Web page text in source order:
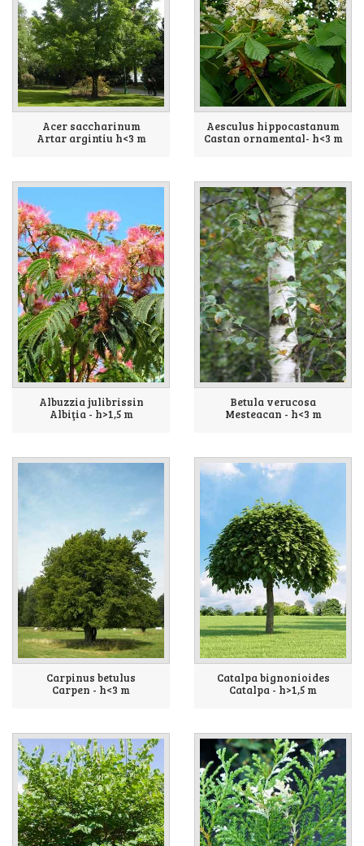
Acer saccharinum
Artar argintiu h<3 m
Aesculus hippocastanum
Castan ornamental- h<3 m
Albuzzia julibrissin
Albiţia - h>1,5 m
Betula verucosa
Mesteacan - h<3 m
Carpinus betulus
Carpen - h<3 m
Catalpa bignonioides
Catalpa - h>1,5 m